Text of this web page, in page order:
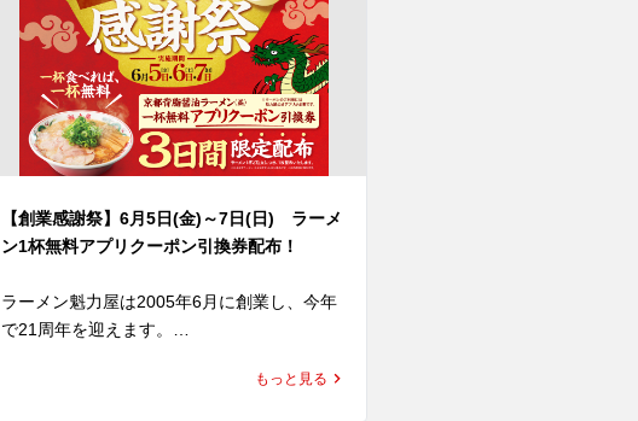
そのレモン塩醤に、旨みたっぷりの塩だれと
鶏ガラをあわせることで、爽やかさの中にも
奥深いコクを感じられるスープに仕上げまし
た。爽快な味わいでありながら、コクが広が
り、暑い夏でも思わず最後の一滴まで飲み干
すっきりとしたスープに相性抜群のしっとり
スをあわせ、仕上げにレモンスライスと九条
ねぎをトッピング。爽やかな香りや食感、彩
【創業感謝祭】6月5日(金)～7日(日) ラーメ
ン1杯無料アプリクーポン引換券配布！
ラーメン魁力屋は2005年6月に創業し、今年
で21周年を迎えます。
つも魁力屋をご愛顧くださっているお客様の
もっと見る